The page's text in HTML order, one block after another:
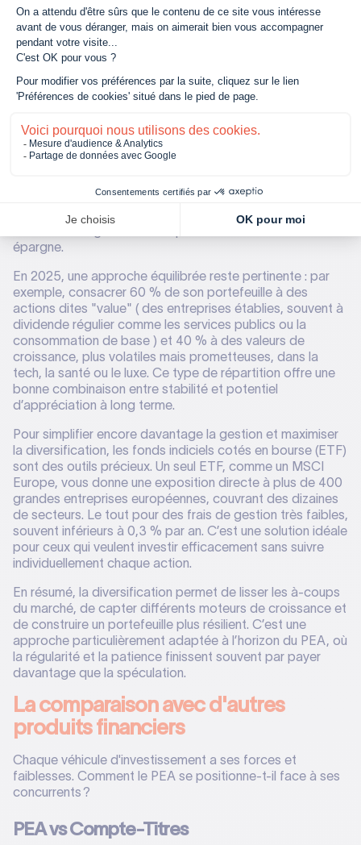
L'importance de la diversification
La diversification n’est pas un luxe, c’est une stratégie
En répartissant vos investissements sur plusieurs
secteurs, pays ou styles d’entreprises, vous évitez qu’un
épargne.
En 2025, une approche équilibrée reste pertinente : par
exemple, consacrer 60 % de son portefeuille à des
actions dites "value" ( des entreprises établies, souvent à
dividende régulier comme les services publics ou la
consommation de base ) et 40 % à des valeurs de
croissance, plus volatiles mais prometteuses, dans la
tech, la santé ou le luxe. Ce type de répartition offre une
bonne combinaison entre stabilité et potentiel
d’appréciation à long terme.
Pour simplifier encore davantage la gestion et maximiser
la diversification, les fonds indiciels cotés en bourse (ETF)
sont des outils précieux. Un seul ETF, comme un MSCI
Europe, vous donne une exposition directe à plus de 400
grandes entreprises européennes, couvrant des dizaines
de secteurs. Le tout pour des frais de gestion très faibles,
souvent inférieurs à 0,3 % par an. C’est une solution idéale
pour ceux qui veulent investir efficacement sans suivre
individuellement chaque action.
En résumé, la diversification permet de lisser les à-coups
du marché, de capter différents moteurs de croissance et
de construire un portefeuille plus résilient. C’est une
approche particulièrement adaptée à l’horizon du PEA, où
la régularité et la patience finissent souvent par payer
davantage que la spéculation.
La comparaison avec d'autres
produits financiers
Chaque véhicule d'investissement a ses forces et
faiblesses. Comment le PEA se positionne-t-il face à ses
concurrents ?
PEA vs Compte-Titres